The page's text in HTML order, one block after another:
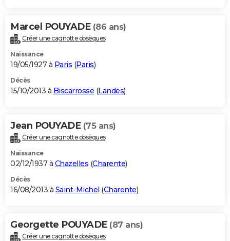
Marcel POUYADE (86 ans)
Créer une cagnotte obsèques
Naissance
19/05/1927 à Paris (Paris)
Décès
15/10/2013 à Biscarrosse (Landes)
Jean POUYADE (75 ans)
Créer une cagnotte obsèques
Naissance
02/12/1937 à Chazelles (Charente)
Décès
16/08/2013 à Saint-Michel (Charente)
Georgette POUYADE (87 ans)
Créer une cagnotte obsèques